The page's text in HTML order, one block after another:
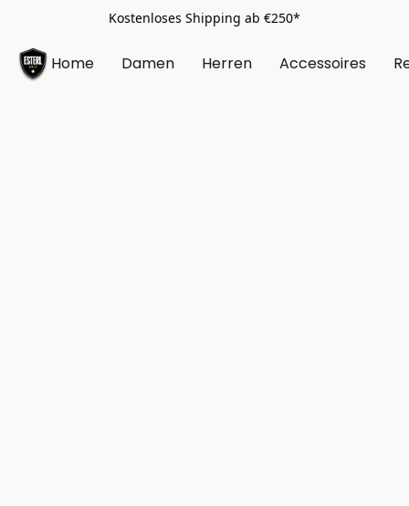
Kostenloses Shipping ab €250*
Home Damen Herren Accessoires